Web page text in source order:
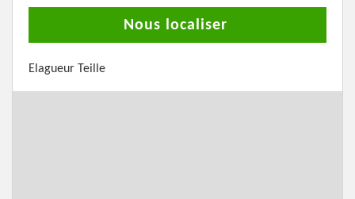
Nous localiser
Elagueur Teille